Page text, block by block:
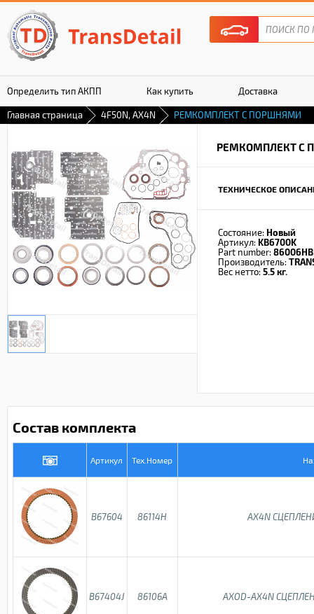
Определить тип АКПП Как купить Доставка
Гарантия
Главная страница 4F50N, AX4N РЕМКОМПЛЕКТ С ПОРШНЯМИ
РЕМКОМПЛЕКТ С
ТЕХНИЧЕСКОЕ
Состояние: Новый
Артикул: KB6700K
Part number:
Производитель:
Вес нетто: 5.5 кг.
Состав комплекта
Артикул Тех.Номер
B67604 86114H AX4N
B67404J 86106A AXOD-AX4N